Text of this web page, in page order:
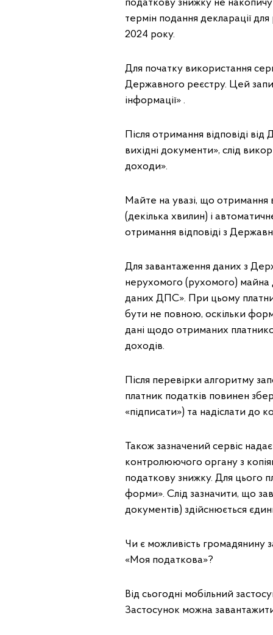
податкову знижку не
термін подання декларації
2024 року.
Для початку використання
Державного реєстру. Цей
інформації» .
Після отримання відповіді
вихідні документи», слід
доходи».
Майте на увазі, що
(декілька хвилин) і
отримання відповіді з
Для завантаження даних з
нерухомого (рухомого) майна
даних ДПС». При цьому
бути не повною, оскільки
дані щодо отриманих
доходів.
Після перевірки алгоритму
платник податків повинен
«підписати») та надіслати до
Також зазначений сервіс
контролюючого органу з
податкову знижку. Для цього
форми». Слід зазначити, що
документів) здійснюється
Чи є можливість громадянину
«Моя податкова»?
Від сьогодні мобільний
Застосунок можна